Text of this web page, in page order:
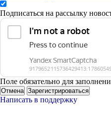
Подписаться на рассылку
Поле обязательно для
Отмена Зарегистрироваться
Написать в поддержку